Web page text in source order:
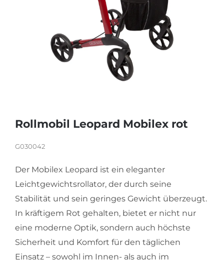
Rollmobil Leopard Mobilex rot
G030042
Der Mobilex Leopard ist ein eleganter
Leichtgewichtsrollator, der durch seine
Stabilität und sein geringes Gewicht überzeugt.
In kräftigem Rot gehalten, bietet er nicht nur
eine moderne Optik, sondern auch höchste
Sicherheit und Komfort für den täglichen
Einsatz – sowohl im Innen- als auch im